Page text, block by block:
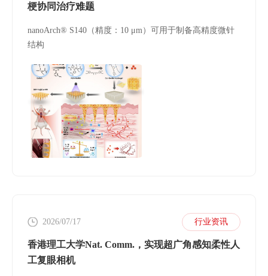
梗协同治疗难题
nanoArch® S140（精度：10 μm）可用于制备高精度微针
结构
2026/07/17 行业资讯
香港理工大学Nat. Comm.，实现超广角感知柔性人
工复眼相机